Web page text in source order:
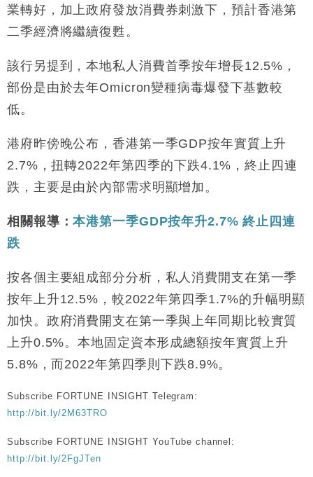
12:30
財經｜香港7月PMI回落至51 企業擴張放慢兼縮減人
手
11:40
財經｜黑石傳再籌逾360億美元 支援Anthropic租用
Google晶片
財經｜美商務部擬擴大金屬關稅範圍 14類產品或加徵
定高消費客群
業轉好，加上政府發放消費券刺激下，預計香港第
二季經濟將繼續復甦。
該行另提到，本地私人消費首季按年增長12.5%，
部份是由於去年Omicron變種病毒爆發下基數較
低。
港府昨傍晚公布，香港第一季GDP按年實質上升
2.7%，扭轉2022年第四季的下跌4.1%，終止四連
跌，主要是由於內部需求明顯增加。
相關報導：本港第一季GDP按年升2.7% 終止四連
跌
按各個主要組成部分分析，私人消費開支在第一季
按年上升12.5%，較2022年第四季1.7%的升幅明顯
加快。政府消費開支在第一季與上年同期比較實質
上升0.5%。本地固定資本形成總額按年實質上升
5.8%，而2022年第四季則下跌8.9%。
Subscribe FORTUNE INSIGHT Telegram:
http://bit.ly/2M63TRO
Subscribe FORTUNE INSIGHT YouTube channel:
http://bit.ly/2FgJTen